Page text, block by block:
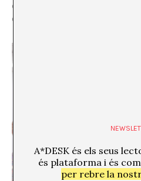
d’adversaris, que estan
determinista
A*DESK és els seus
és plataforma i és
per rebre la